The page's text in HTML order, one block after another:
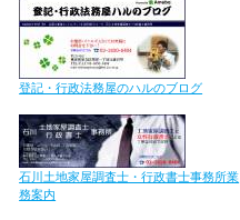
登記・行政法務屋のハルのブログ
石川土地家屋調査士・行政書士事務所業
務案内